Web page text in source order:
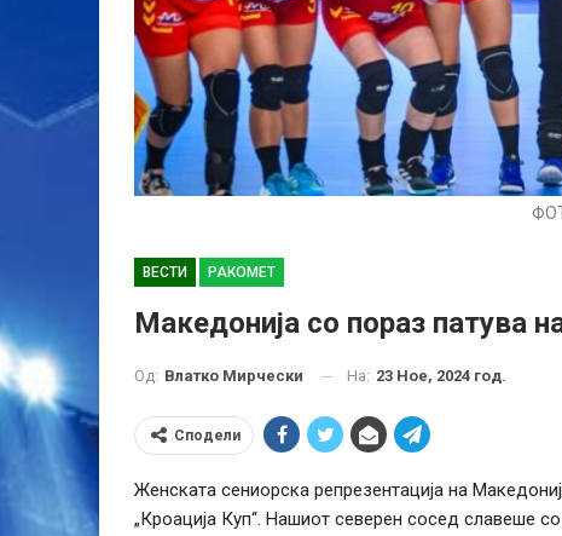
ВЕСТИ РАКОМЕТ
Македонија со пораз патува
Од: Влатко Мирчески На: 23 Ное, 2024 год.
Сподели
Женската сениорска репрезентација на
„Кроација Куп“. Нашиот северен сосед славеше